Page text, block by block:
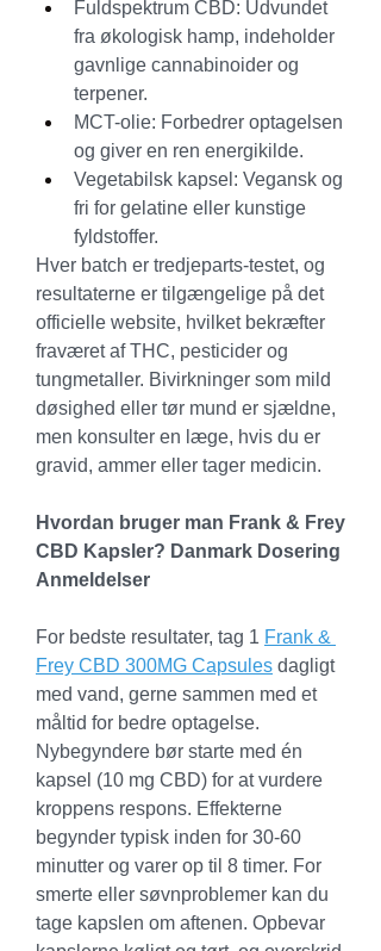
Fuldspektrum CBD: Udvundet
fra økologisk hamp, indeholder
gavnlige cannabinoider og
terpener.
MCT-olie: Forbedrer optagelsen
og giver en ren energikilde.
Vegetabilsk kapsel: Vegansk og
fri for gelatine eller kunstige
fyldstoffer.
Hver batch er tredjeparts-testet, og
resultaterne er tilgængelige på det
officielle website, hvilket bekræfter
fraværet af THC, pesticider og
tungmetaller. Bivirkninger som mild
døsighed eller tør mund er sjældne,
men konsulter en læge, hvis du er
gravid, ammer eller tager medicin.
Hvordan bruger man Frank & Frey
CBD Kapsler? Danmark Dosering
Anmeldelser
For bedste resultater, tag 1 Frank &
Frey CBD 300MG Capsules dagligt
med vand, gerne sammen med et
måltid for bedre optagelse.
Nybegyndere bør starte med én
kapsel (10 mg CBD) for at vurdere
kroppens respons. Effekterne
begynder typisk inden for 30-60
minutter og varer op til 8 timer. For
smerte eller søvnproblemer kan du
tage kapslen om aftenen. Opbevar